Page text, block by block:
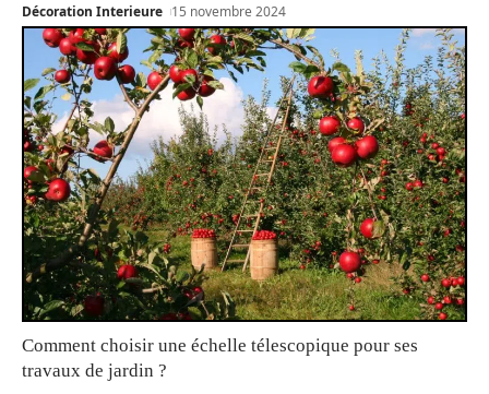
Décoration Interieure 15 novembre 2024
Comment choisir une échelle télescopique pour ses
travaux de jardin ?